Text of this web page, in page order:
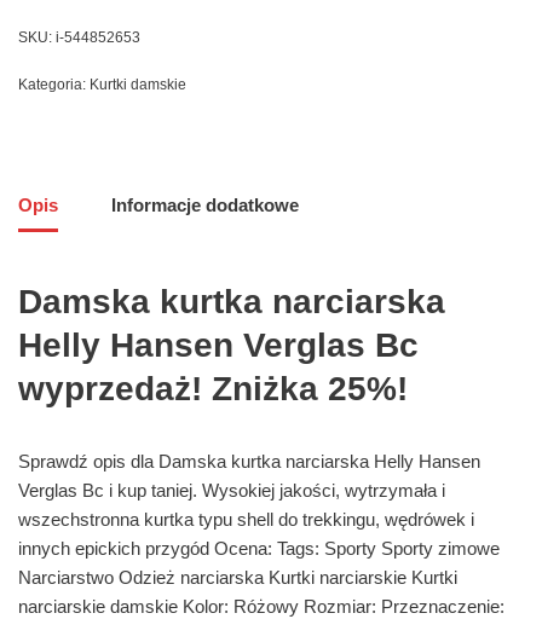
SKU: i-544852653
Kategoria: Kurtki damskie
Opis Informacje dodatkowe
Damska kurtka narciarska
Helly Hansen Verglas Bc
wyprzedaż! Zniżka 25%!
Sprawdź opis dla Damska kurtka narciarska Helly Hansen
Verglas Bc i kup taniej. Wysokiej jakości, wytrzymała i
wszechstronna kurtka typu shell do trekkingu, wędrówek i
innych epickich przygód Ocena: Tags: Sporty Sporty zimowe
Narciarstwo Odzież narciarska Kurtki narciarskie Kurtki
narciarskie damskie Kolor: Różowy Rozmiar: Przeznaczenie: